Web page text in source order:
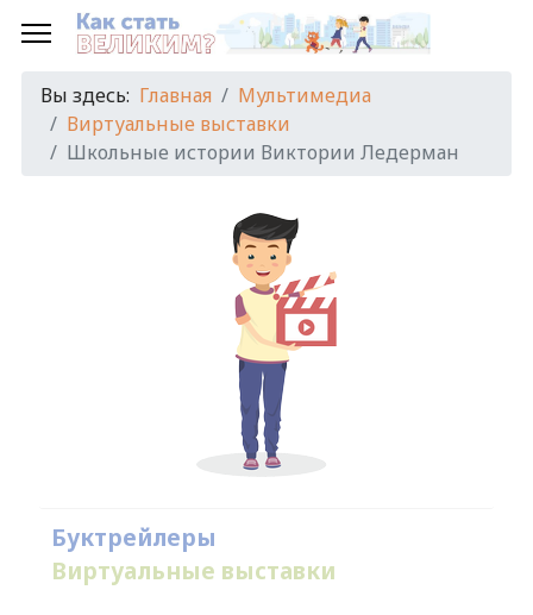
Вы здесь: Главная
Мультимедиа
Виртуальные выставки
Школьные истории Виктории Ледерман
Буктрейлеры
Виртуальные выставки